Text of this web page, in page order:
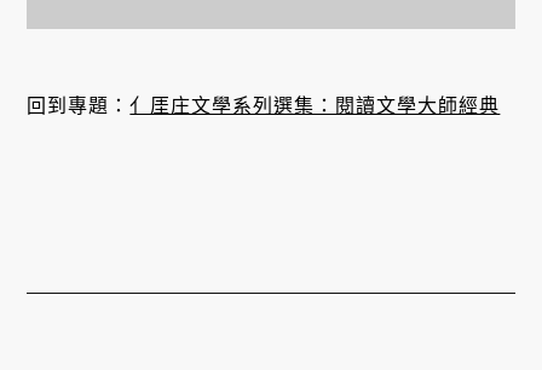
回到專題：亻厓庄文學系列選集：閱讀文學大師經典